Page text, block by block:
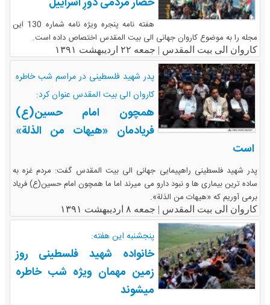
هفته نامه پنجره ویژه نامه شماره 130 این
مجله را به موضوع کاروان جهانی الی بیت المقدس اختصاص داده است.
کاروان الی بیت المقدس | جمعه ۲۲ اردیبهشت ۱۳۹۱
پدر شهید فلسطینی در مراسم شب خاطره
کاروان الی بیت المقدس عنوان کرد:
همچون امام حسین(ع)
فریادمان «هیهات من الذلة»
است
پدر شهید فلسطینی راهپیمایی جهانی الی بیت المقدس گفت: مردم غزه به
ساده ترین بیماری ها و نبود دارو می میرند اما ما همچون امام حسین(ع) فریاد
برمی آوریم که «هیهات من الذلة».
کاروان الی بیت المقدس | جمعه ۸ اردیبهشت ۱۳۹۱
پنجشنبه این هفته:
خانواده شهید فلسطینی روز
زمین مهمان ویژه شب خاطره
میشوند